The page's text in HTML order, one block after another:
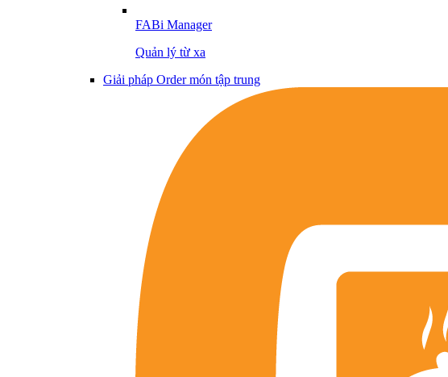
FABi Manager
Quản lý từ xa
Giải pháp Order món tập trung